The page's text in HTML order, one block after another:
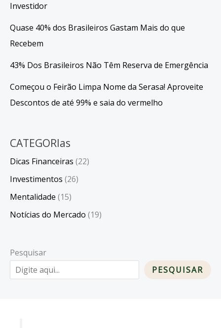
Investidor
Quase 40% dos Brasileiros Gastam Mais do que
Recebem
43% Dos Brasileiros Não Têm Reserva de Emergência
Começou o Feirão Limpa Nome da Serasa! Aproveite
Descontos de até 99% e saia do vermelho
CATEGORIas
Dicas Financeiras (22)
Investimentos (26)
Mentalidade (15)
Notícias do Mercado (19)
Pesquisar
PESQUISAR